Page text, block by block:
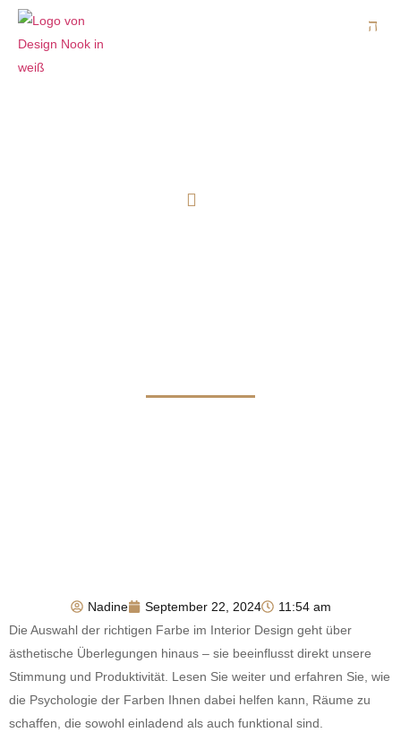
Nadine September 22, 2024
11:54 am
Die Auswahl der richtigen Farbe im Interior Design geht über
ästhetische Überlegungen hinaus – sie beeinflusst direkt unsere
Stimmung und Produktivität. Lesen Sie weiter und erfahren Sie, wie
die Psychologie der Farben Ihnen dabei helfen kann, Räume zu
schaffen, die sowohl einladend als auch funktional sind.